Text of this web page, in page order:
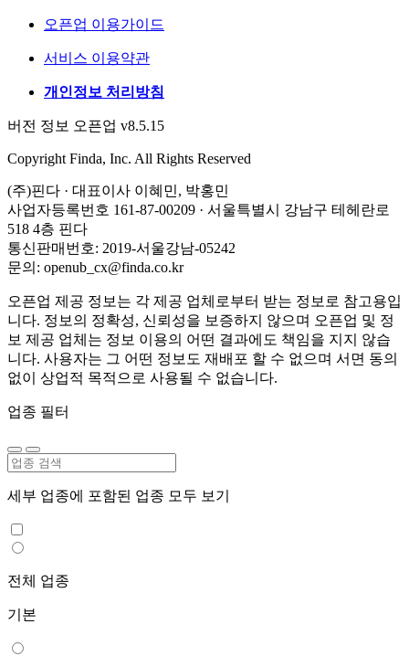
오픈업 이용가이드
서비스 이용약관
개인정보 처리방침
버전 정보 오픈업 v8.5.15
Copyright Finda, Inc. All Rights Reserved
(주)핀다 · 대표이사 이혜민, 박홍민
사업자등록번호 161-87-00209 · 서울특별시 강남구 테헤란로
518 4층 핀다
통신판매번호: 2019-서울강남-05242
문의: openub_cx@finda.co.kr
오픈업 제공 정보는 각 제공 업체로부터 받는 정보로 참고용입
니다. 정보의 정확성, 신뢰성을 보증하지 않으며 오픈업 및 정
보 제공 업체는 정보 이용의 어떤 결과에도 책임을 지지 않습
니다. 사용자는 그 어떤 정보도 재배포 할 수 없으며 서면 동의
없이 상업적 목적으로 사용될 수 없습니다.
업종 필터
세부 업종에 포함된 업종 모두 보기
전체 업종
기본